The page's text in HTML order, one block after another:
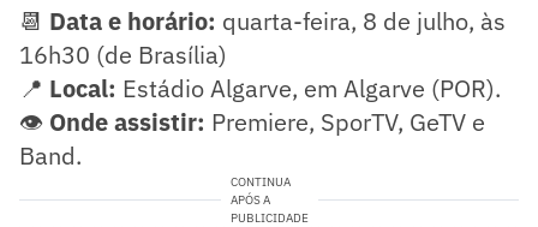
📆 Data e horário: quarta-feira, 8 de julho, às
16h30 (de Brasília)
📍 Local: Estádio Algarve, em Algarve (POR).
👁️ Onde assistir: Premiere, SporTV, GeTV e
Band.
CONTINUA
APÓS A
PUBLICIDADE